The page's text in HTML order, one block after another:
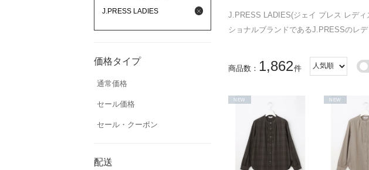
J.PRESS LADIES
価格タイプ
通常価格
セール価格
セール・クーポン
配送
J.PRESS LADIES(ジェイ プレス レデ
ショナルブランドであるJ.PRESSのレ
商品数： 1,862件
NEW NEW